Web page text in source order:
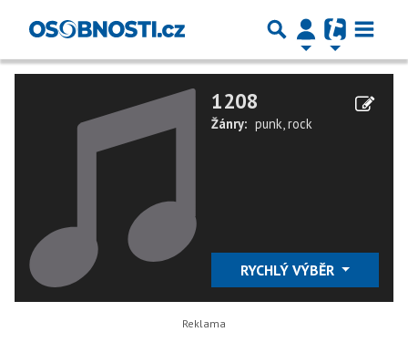
1208
Žánry: punk,rock
RYCHLÝ VÝBĚR